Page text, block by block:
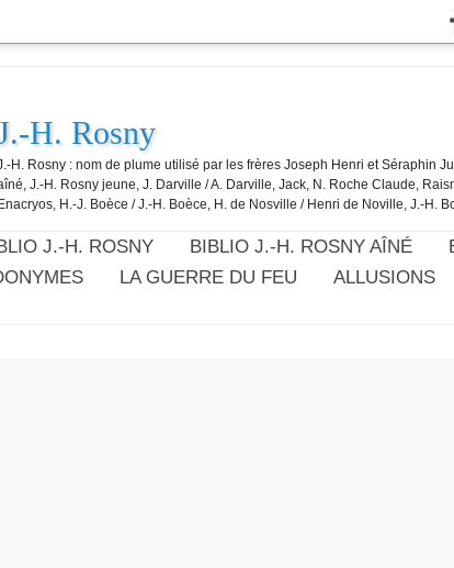
H. Rosny
H. Rosny : nom de plume utilisé par les frères Joseph Henri et Séraphin
J.-H. Rosny jeune, J. Darville / A. Darville, Jack, N. Roche Claude,
Enacryos, H.-J. Boèce / J.-H. Boèce, H. de Nosville / Henri de Noville, J.-H.
J.-H. ROSNY BIBLIO J.-H. ROSNY AÎNÉ
LA GUERRE DU FEU ALLUSIONS